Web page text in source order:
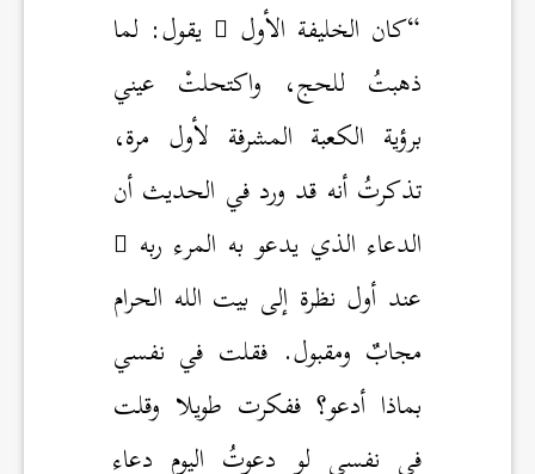
“كان الخليفة الأول
يقول: لما
ذهبتُ للحج، واكتحلتْ عيني
برؤية الكعبة المشرفة لأول مرة،
تذكرتُ أنه قد ورد في الحديث أن
الدعاء الذي يدعو به المرء ربه
عند أول نظرة إلى بيت الله الحرام
مجابٌ ومقبول. فقلت في نفسي
بماذا أدعو؟ ففكرت طويلا وقلت
في نفسي لو دعوتُ اليوم دعاء